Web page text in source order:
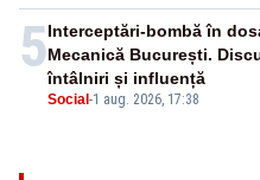
5
Social -1 aug. 2026, 17:38
Interceptări-bombă în
Mecanică București.
întâlniri și influență